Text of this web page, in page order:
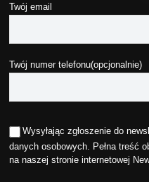
Twój email
Twój numer telefonu(opcjonalnie)
Wysyłając zgłoszenie do
danych osobowych. Pełna treść
na naszej stronie internetowej